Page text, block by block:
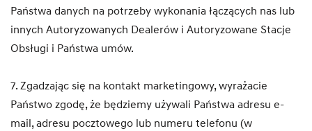
Państwa danych na potrzeby wykonania łączących nas lub
innych Autoryzowanych Dealerów i Autoryzowane Stacje
Obsługi i Państwa umów.
7. Zgadzając się na kontakt marketingowy, wyrażacie
Państwo zgodę, że będziemy używali Państwa adresu e-
mail, adresu pocztowego lub numeru telefonu (w